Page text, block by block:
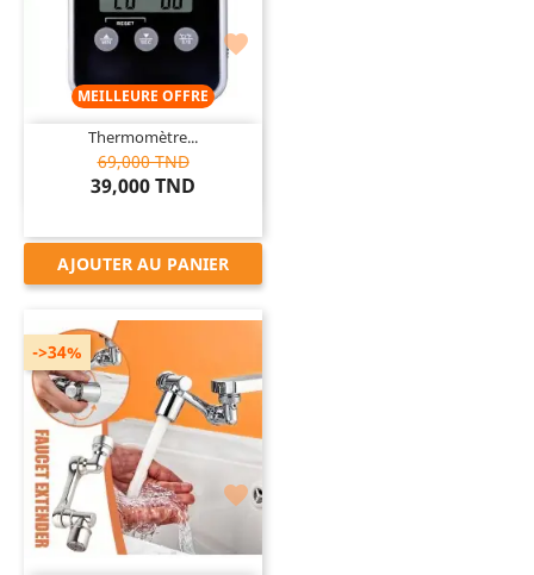

MEILLEURE OFFRE
Thermomètre...
69,000 TND
39,000 TND
AJOUTER AU PANIER

->34%